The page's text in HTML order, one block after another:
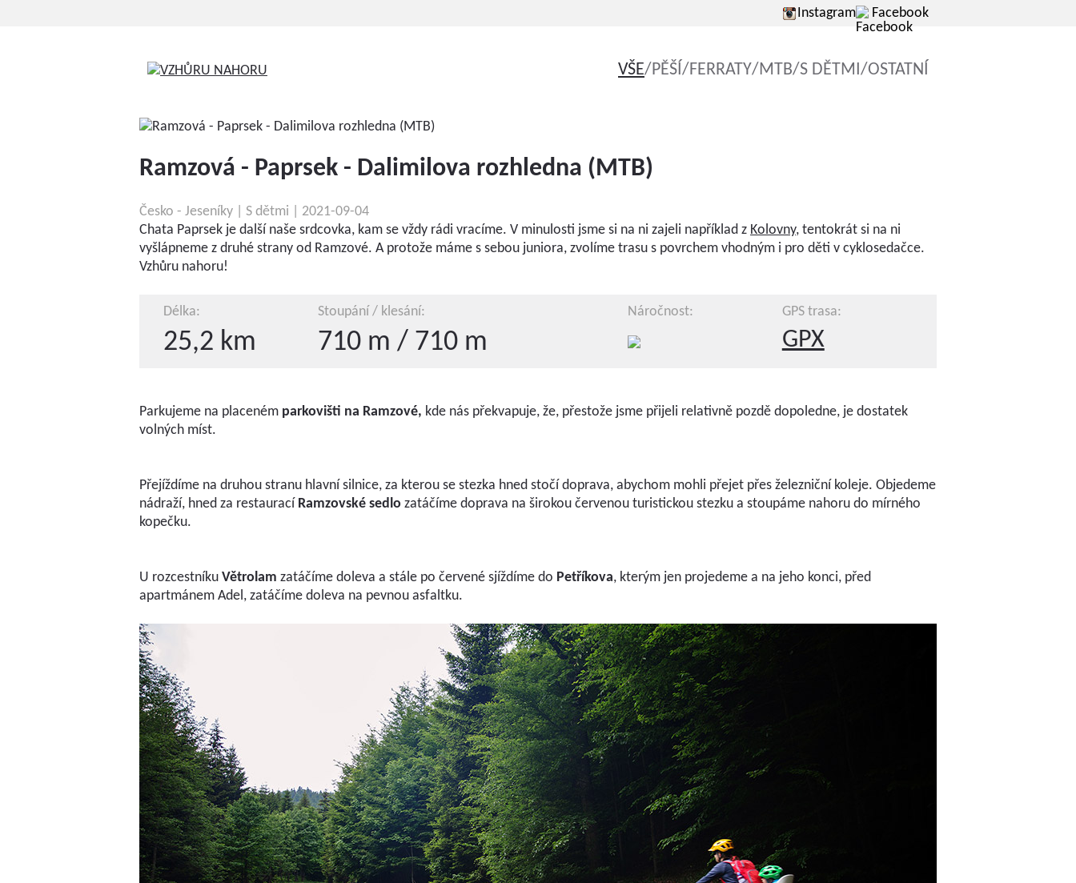
Instagram Facebook
VŠE/PĚŠÍ/FERRATY/MTB/S DĚTMI/OSTATNÍ
Ramzová - Paprsek - Dalimilova rozhledna (MTB)
Česko - Jeseníky | S dětmi | 2021-09-04
Chata Paprsek je další naše srdcovka, kam se vždy rádi vracíme. V minulosti jsme si na ni zajeli například z Kolovny, tentokrát si na ni
vyšlápneme z druhé strany od Ramzové. A protože máme s sebou juniora, zvolíme trasu s povrchem vhodným i pro děti v cyklosedačce.
Vzhůru nahoru!
Délka:
25,2 km
Stoupání / klesání:
710 m / 710 m
Náročnost: GPS trasa:
GPX
Parkujeme na placeném parkovišti na Ramzové, kde nás překvapuje, že, přestože jsme přijeli relativně pozdě dopoledne, je dostatek
volných míst.
Přejíždíme na druhou stranu hlavní silnice, za kterou se stezka hned stočí doprava, abychom mohli přejet přes železniční koleje. Objedeme
nádraží, hned za restaurací Ramzovské sedlo zatáčíme doprava na širokou červenou turistickou stezku a stoupáme nahoru do mírného
kopečku.
U rozcestníku Větrolam zatáčíme doleva a stále po červené sjíždíme do Petříkova, kterým jen projedeme a na jeho konci, před
apartmánem Adel, zatáčíme doleva na pevnou asfaltku.